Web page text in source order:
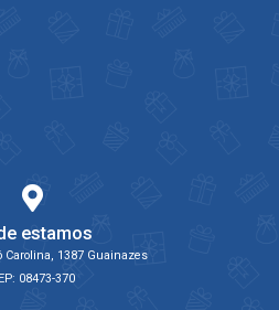
estamos
Carolina, 1387 Guainazes
08473-370